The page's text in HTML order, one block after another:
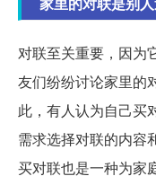
对联至关重要，因为
友们纷纷讨论家里的
此，有人认为自己买
需求选择对联的内容
买对联也是一种为家